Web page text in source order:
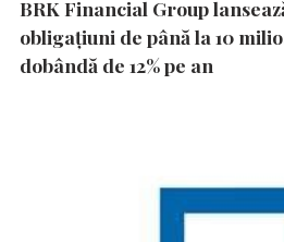
BRK Financial Group
obligațiuni de până la 10
dobândă de 12% pe an